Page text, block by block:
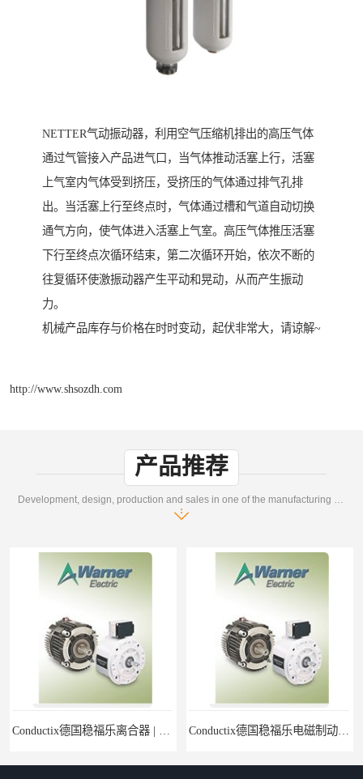
NETTER气动振动器，利用空气压缩机排出的高压气体
通过气管接入产品进气口，当气体推动活塞上行，活塞
上气室内气体受到挤压，受挤压的气体通过排气孔排
出。当活塞上行至终点时，气体通过槽和气道自动切换
通气方向，使气体进入活塞上气室。高压气体推压活塞
下行至终点次循环结束，第二次循环开始，依次不断的
往复循环使激振动器产生平动和晃动，从而产生振动
力。
机械产品库存与价格在时时变动，起伏非常大，请谅解~
http://www.shsozdh.com
产品推荐